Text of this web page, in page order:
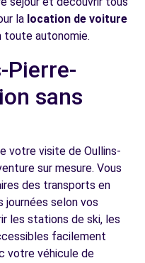
LA PLAINE -
(J) 3.8 km
la location de voiture
toute autonomie.
Pierre-
sans
votre visite de Oullins-
sur mesure. Vous
des transports en
journées selon vos
les stations de ski, les
facilement
votre véhicule de